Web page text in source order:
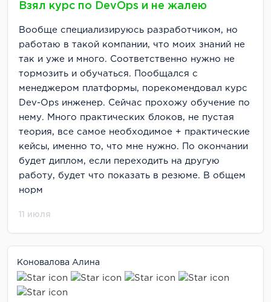
Взял курс по DеvOps и не жалею
Вообще специализируюсь разработчиком, но
работаю в такой компании, что моих знаний не
так и уже и много. Соответственно нужно не
тормозить и обучаться. Пообщался с
менеджером платформы, порекомендовал курс
Dev-Ops инженер. Сейчас прохожу обучение по
нему. Много практических блоков, не пустая
теория, все самое необходимое + практические
кейсы, именно то, что мне нужно. По окончании
будет диплом, если переходить на другую
работу, будет что показать в резюме. В общем
норм
11 июля
Коновалова Алина